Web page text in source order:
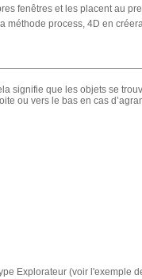
fenêtres et les placent au
process, 4D en
signifie que les objets se
ou vers le bas en cas
Explorateur (voir l'exemple